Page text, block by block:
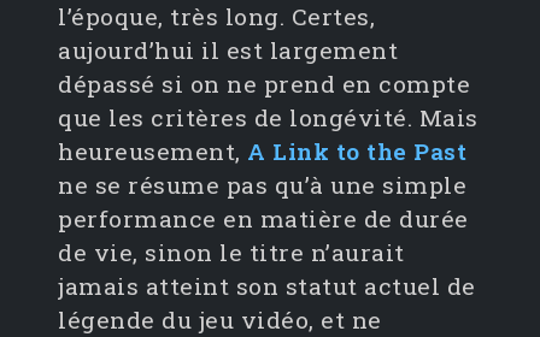
l’époque, très long. Certes,
aujourd’hui il est largement
dépassé si on ne prend en compte
que les critères de longévité. Mais
heureusement, A Link to the Past
ne se résume pas qu’à une simple
performance en matière de durée
de vie, sinon le titre n’aurait
jamais atteint son statut actuel de
légende du jeu vidéo, et ne